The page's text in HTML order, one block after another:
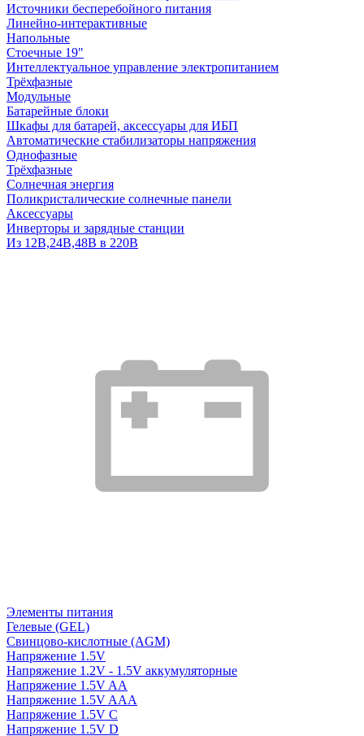
Источники бесперебойного питания
Линейно-интерактивные
Напольные
Стоечные 19"
Интеллектуальное управление электропитанием
Трёхфазные
Модульные
Батарейные блоки
Шкафы для батарей, аксессуары для ИБП
Автоматические стабилизаторы напряжения
Однофазные
Трёхфазные
Солнечная энергия
Поликристалические солнечные панели
Аксессуары
Инверторы и зарядные станции
Из 12В,24В,48В в 220В
Элементы питания
Гелевые (GEL)
Свинцово-кислотные (AGM)
Напряжение 1.5V
Напряжение 1.2V - 1.5V аккумуляторные
Напряжение 1.5V AA
Напряжение 1.5V AAA
Напряжение 1.5V C
Напряжение 1.5V D